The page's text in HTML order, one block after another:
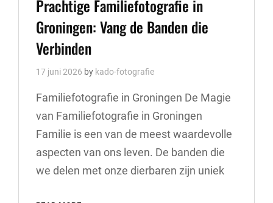
Prachtige Familiefotografie in
Groningen: Vang de Banden die
Verbinden
17 juni 2026 by kado-fotografie
Familiefotografie in Groningen De Magie
van Familiefotografie in Groningen
Familie is een van de meest waardevolle
aspecten van ons leven. De banden die
we delen met onze dierbaren zijn uniek